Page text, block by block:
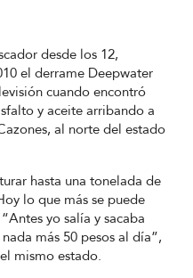
desde los 12,
el derrame Deepwater
cuando encontró
y aceite arribando a
al norte del estado
hasta una tonelada de
lo que más se puede
yo salía y sacaba
más 50 pesos al día”,
mismo estado.